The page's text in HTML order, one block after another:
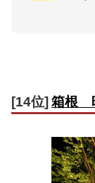
[14位] 箱根